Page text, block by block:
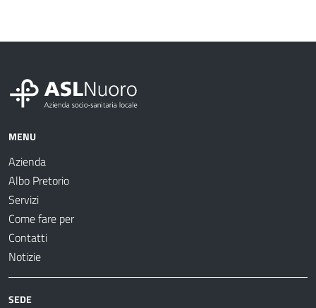
MENU
Azienda
Albo Pretorio
Servizi
Come fare per
Contatti
Notizie
SEDE